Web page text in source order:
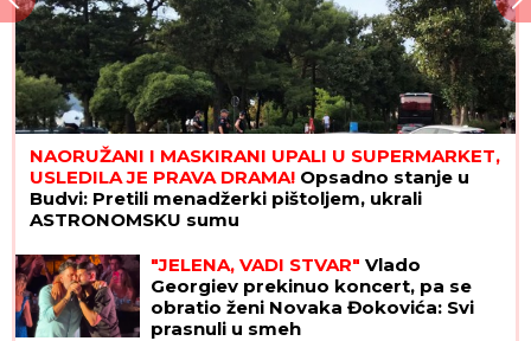
NAORUŽANI I MASKIRANI UPALI U SUPERMARKET,
USLEDILA JE PRAVA DRAMA! Opsadno stanje u
Budvi: Pretili menadžerki pištoljem, ukrali
ASTRONOMSKU sumu
"JELENA, VADI STVAR" Vlado
Georgiev prekinuo koncert, pa se
obratio ženi Novaka Đokovića: Svi
prasnuli u smeh